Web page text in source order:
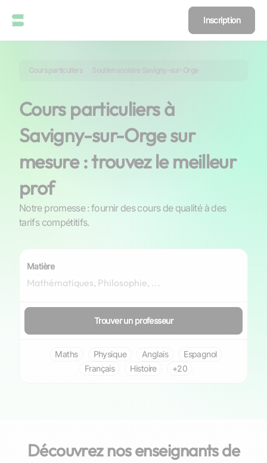
Inscription
Cours particuliers Soutien scolaire Savigny-sur-Orge
Cours particuliers à
Savigny-sur-Orge sur
mesure : trouvez le meilleur
prof
Notre promesse : fournir des cours de qualité à des
tarifs compétitifs.
Matière
Trouver un professeur
Maths Physique Anglais
Espagnol
Français
Histoire +20
Découvrez nos enseignants de